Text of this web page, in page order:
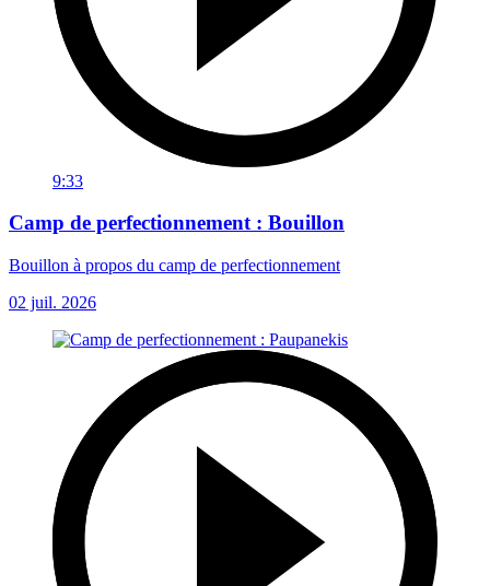
9:33
Camp de perfectionnement : Bouillon
Bouillon à propos du camp de perfectionnement
02 juil. 2026